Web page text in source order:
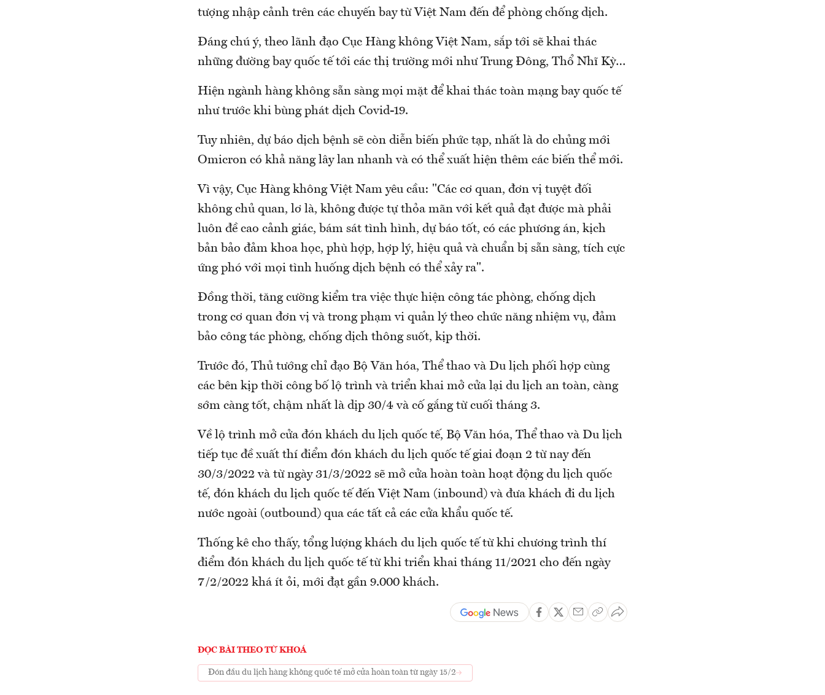
tượng nhập cảnh trên các chuyến bay từ Việt Nam đến để phòng chống dịch.
Đáng chú ý, theo lãnh đạo Cục Hàng không Việt Nam, sắp tới sẽ khai thác
những đường bay quốc tế tới các thị trường mới như Trung Đông, Thổ Nhĩ Kỳ…
Hiện ngành hàng không sẵn sàng mọi mặt để khai thác toàn mạng bay quốc tế
như trước khi bùng phát dịch Covid-19.
Tuy nhiên, dự báo dịch bệnh sẽ còn diễn biến phức tạp, nhất là do chủng mới
Omicron có khả năng lây lan nhanh và có thể xuất hiện thêm các biến thể mới.
Vì vậy, Cục Hàng không Việt Nam yêu cầu: "Các cơ quan, đơn vị tuyệt đối
không chủ quan, lơ là, không được tự thỏa mãn với kết quả đạt được mà phải
luôn đề cao cảnh giác, bám sát tình hình, dự báo tốt, có các phương án, kịch
bản bảo đảm khoa học, phù hợp, hợp lý, hiệu quả và chuẩn bị sẵn sàng, tích cực
ứng phó với mọi tình huống dịch bệnh có thể xảy ra".
Đồng thời, tăng cường kiểm tra việc thực hiện công tác phòng, chống dịch
trong cơ quan đơn vị và trong phạm vi quản lý theo chức năng nhiệm vụ, đảm
bảo công tác phòng, chống dịch thông suốt, kịp thời.
Trước đó, Thủ tướng chỉ đạo Bộ Văn hóa, Thể thao và Du lịch phối hợp cùng
các bên kịp thời công bố lộ trình và triển khai mở cửa lại du lịch an toàn, càng
sớm càng tốt, chậm nhất là dịp 30/4 và cố gắng từ cuối tháng 3.
Về lộ trình mở cửa đón khách du lịch quốc tế, Bộ Văn hóa, Thể thao và Du lịch
tiếp tục đề xuất thí điểm đón khách du lịch quốc tế giai đoạn 2 từ nay đến
30/3/2022 và từ ngày 31/3/2022 sẽ mở cửa hoàn toàn hoạt động du lịch quốc
tế, đón khách du lịch quốc tế đến Việt Nam (inbound) và đưa khách đi du lịch
nước ngoài (outbound) qua các tất cả các cửa khẩu quốc tế.
Thống kê cho thấy, tổng lượng khách du lịch quốc tế từ khi chương trình thí
điểm đón khách du lịch quốc tế từ khi triển khai tháng 11/2021 cho đến ngày
7/2/2022 khá ít ỏi, mới đạt gần 9.000 khách.
ĐỌC BÀI THEO TỪ KHOÁ
Đón đầu du lịch hàng không quốc tế mở cửa hoàn toàn từ ngày 15/2